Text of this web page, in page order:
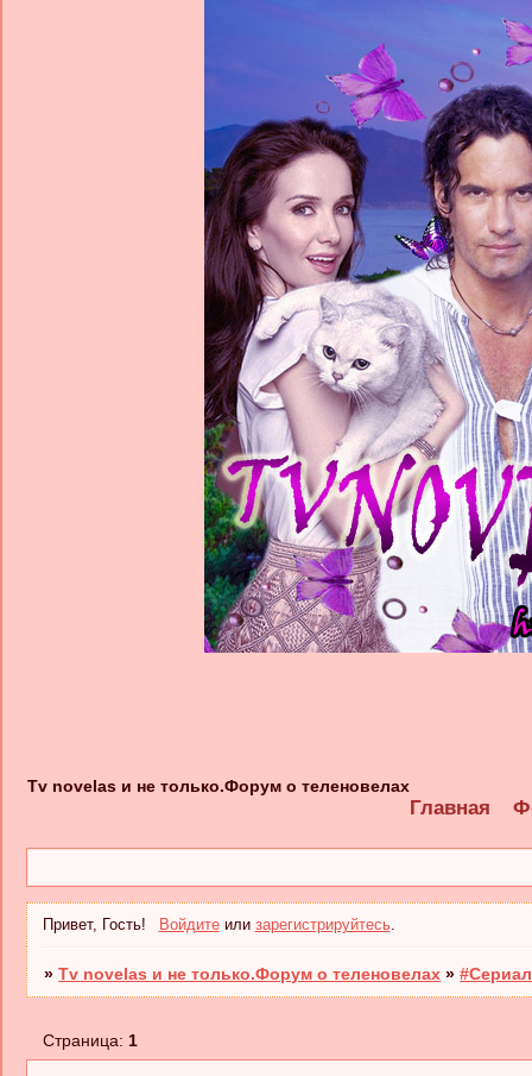
Tv novelas и не только.Форум о теленовелах
Главная
Привет, Гость! Войдитеили зарегистрируйтесь.
»Tv novelas и не только.Форум о теленовелах »
Страница:1